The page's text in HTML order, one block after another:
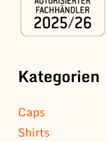
Kategorien
Caps
Shirts